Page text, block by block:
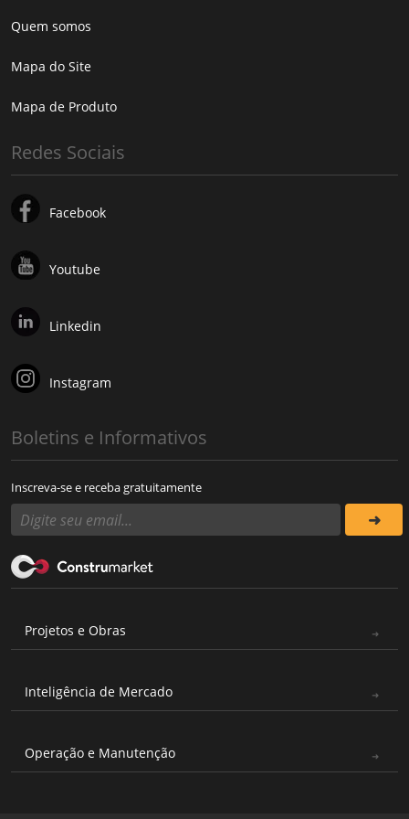
Quem somos
Mapa do Site
Mapa de Produto
Redes Sociais
Facebook
Youtube
Linkedin
Instagram
Boletins e Informativos
Inscreva-se e receba gratuitamente
Projetos e Obras
Inteligência de Mercado
Operação e Manutenção